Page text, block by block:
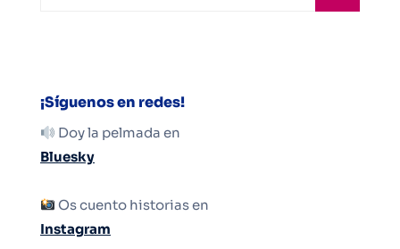
¡Síguenos en redes!
Doy la pelmada en
Bluesky
Os cuento historias en
Instagram